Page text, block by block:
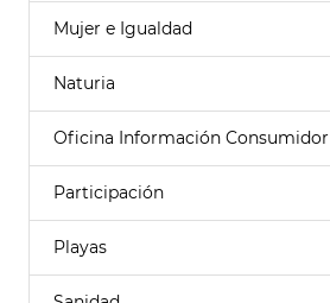
Mujer e Igualdad
Naturia
Oficina Información Consumidor
Participación
Playas